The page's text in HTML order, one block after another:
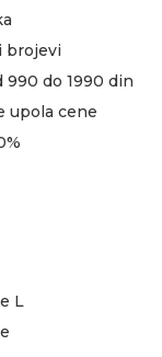
brojevi
990 do 1990 din
upola cene
L